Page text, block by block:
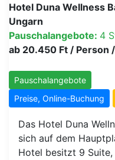
Hotel Duna Wellness
Ungarn
Pauschalangebote: 4
ab 20.450 Ft / Person
Pauschalangebote
Preise, Online-Buchung
Das Hotel Duna
sich auf dem
Hotel besitzt 9